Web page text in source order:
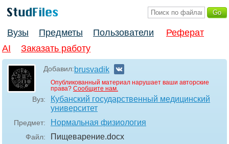
Вузы Предметы Пользователи
Реферат
AI
Заказать работу
Добавил:brusvadik
Опубликованный материал нарушает ваши авторские
права? Сообщите нам.
Вуз:
Кубанский государственный медицинский
университет
Предмет: Нормальная физиология
Файл: Пищеварение.docx